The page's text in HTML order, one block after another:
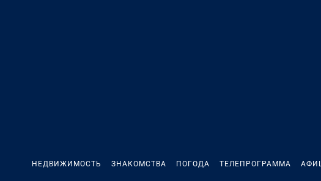
НЕДВИЖИМОСТЬ ЗНАКОМСТВА ПОГОДА ТЕЛЕПРОГРАММА